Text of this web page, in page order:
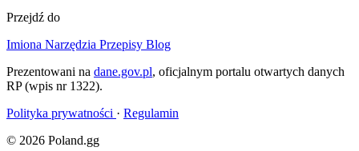
Przejdź do
Imiona Narzędzia Przepisy Blog
Prezentowani na dane.gov.pl, oficjalnym portalu otwartych danych
RP (wpis nr 1322).
Polityka prywatności · Regulamin
© 2026 Poland.gg